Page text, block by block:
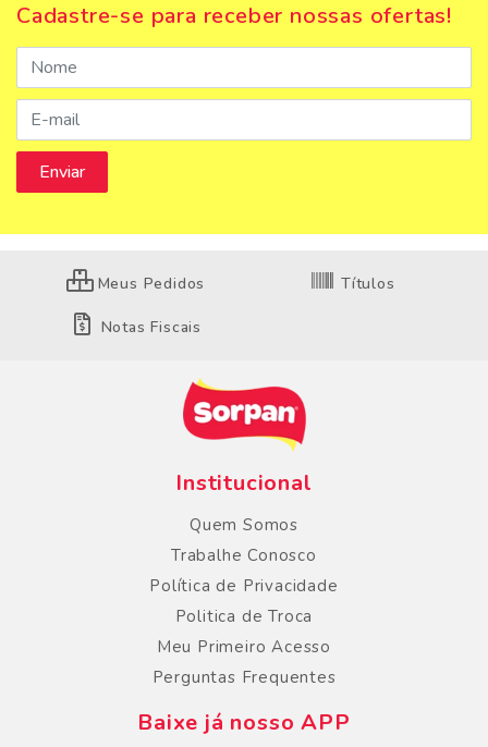
Cadastre-se para receber nossas ofertas!
Meus Pedidos Títulos
Notas Fiscais
Institucional
Quem Somos
Trabalhe Conosco
Política de Privacidade
Politica de Troca
Meu Primeiro Acesso
Perguntas Frequentes
Baixe já nosso APP